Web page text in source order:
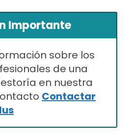
Importante
sobre los
de una
en nuestra
Contactar